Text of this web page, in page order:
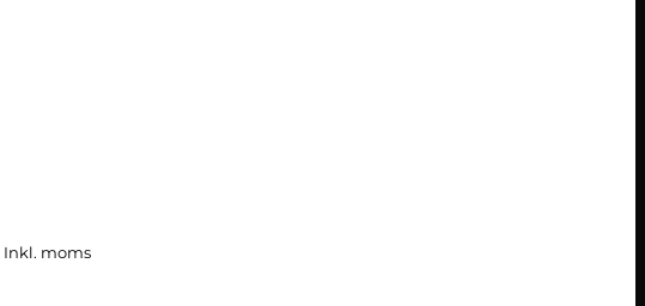
Inkl. moms